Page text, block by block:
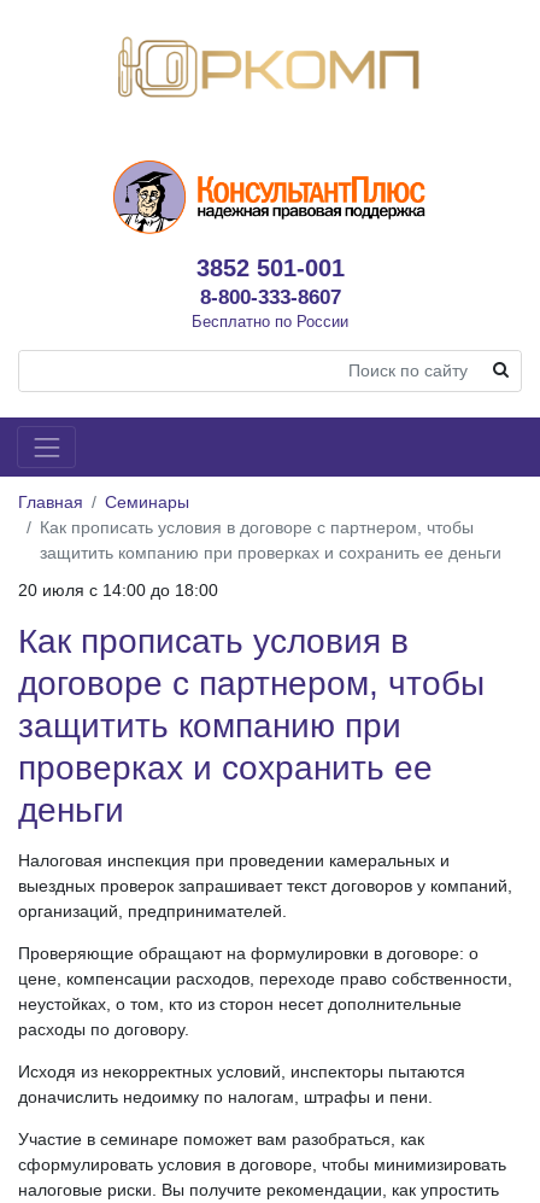
3852 501-001
8-800-333-8607
Бесплатно по России
Главная
Семинары
Как прописать условия в договоре с партнером, чтобы
защитить компанию при проверках и сохранить ее деньги
20 июля c 14:00 до 18:00
Как прописать условия в
договоре с партнером, чтобы
защитить компанию при
проверках и сохранить ее
деньги
Налоговая инспекция при проведении камеральных и
выездных проверок запрашивает текст договоров у компаний,
организаций, предпринимателей.
Проверяющие обращают на формулировки в договоре: о
цене, компенсации расходов, переходе право собственности,
неустойках, о том, кто из сторон несет дополнительные
расходы по договору.
Исходя из некорректных условий, инспекторы пытаются
доначислить недоимку по налогам, штрафы и пени.
Участие в семинаре поможет вам разобраться, как
сформулировать условия в договоре, чтобы минимизировать
налоговые риски. Вы получите рекомендации, как упростить